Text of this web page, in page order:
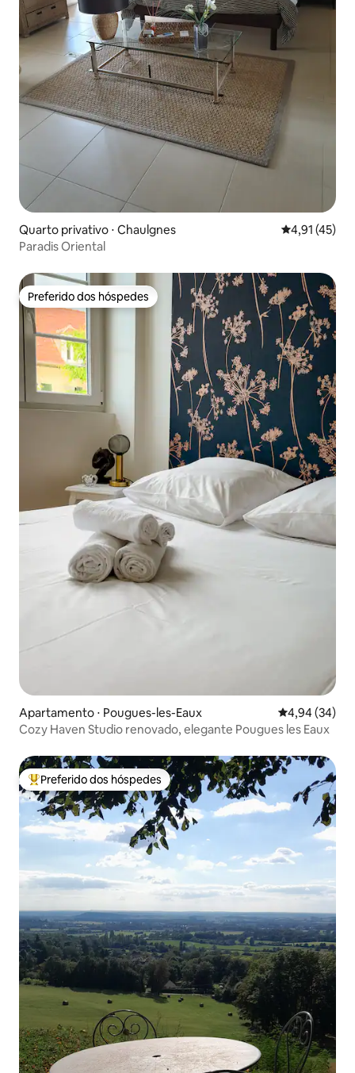
Quarto privativo ⋅ Chaulgnes 4,91 de uma
4,91 (45)
Paradis Oriental
Preferido dos hóspedes
Preferido dos hóspedes
Apartamento ⋅ Pougues-les-Eaux 4,94 de uma
4,94 (34)
Cozy Haven Studio renovado, elegante Pougues les Eaux
Entre os melhores preferidos dos hóspedes
Preferido dos hóspedes